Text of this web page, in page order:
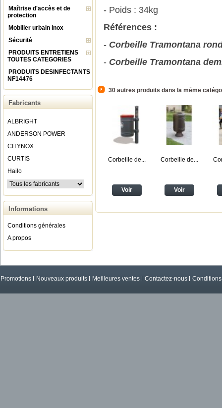
Maîtrise d'accès et de
protection
Mobilier urbain inox
Sécurité
PRODUITS ENTRETIENS
TOUTES CATEGORIES
PRODUITS DESINFECTANTS
NF14476
Fabricants
ALBRIGHT
ANDERSON POWER
CITYNOX
CURTIS
Hailo
Informations
Conditions générales
A propos
- Poids : 34kg
Références :
- Corbeille Tramontana
- Corbeille Tramontana
30 autres produits dans la même
Corbeille de...
Voir
Corbeille de...
Voir
Promotions Nouveaux produits Meilleures ventes Contactez-nous